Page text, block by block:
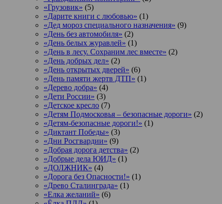
«Грузовик» (5)
«Дарите книги с любовью» (1)
«Дед мороз специального назначения» (9)
«День без автомобиля» (2)
«День белых журавлей» (1)
«День в лесу. Сохраним лес вместе» (2)
«День добрых дел» (2)
«День открытых дверей» (6)
«День памяти жертв ДТП» (1)
«Дерево добра» (4)
«Дети России» (3)
«Детское кресло (7)
«Детям Подмосковья – безопасные дороги» (2)
«Детям-безопасные дороги!» (1)
«Диктант Победы» (3)
«Дни Росгвардии» (9)
«Добрая дорога детства» (2)
«Добрые дела ЮИД» (1)
«ДОЛЖНИК» (4)
«Дорога без Опасности!» (1)
«Древо Сталинграда» (1)
«Елка желаний» (6)